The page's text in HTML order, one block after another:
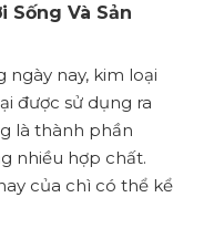
Sống Và Sản
ngày nay, kim loại
được sử dụng ra
là thành phần
nhiều hợp chất.
của chì có thể kể